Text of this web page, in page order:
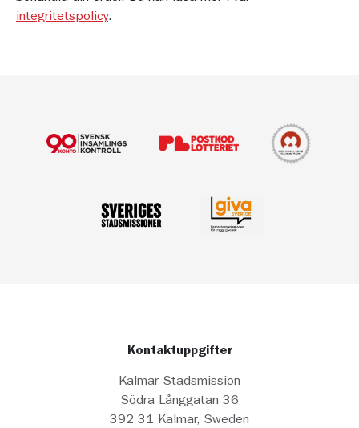
integritetspolicy.
Kontaktuppgifter
Kalmar Stadsmission
Södra Långgatan 36
392 31 Kalmar, Sweden